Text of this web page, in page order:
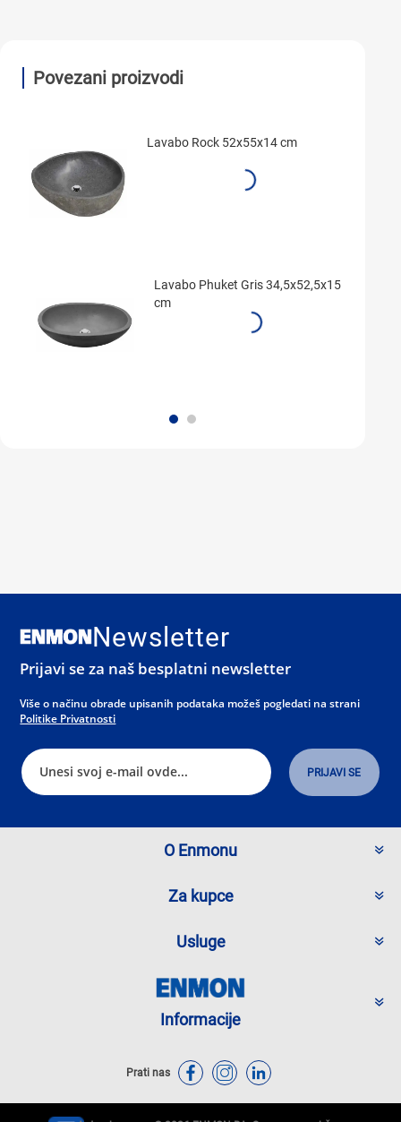
Povezani proizvodi
Lavabo Rock 52x55x14 cm
Lavabo Phuket Gris 34,5x52,5x15
cm
Newsletter
Prijavi se za naš besplatni newsletter
Više o načinu obrade upisanih podataka možeš pogledati na strani
Politike Privatnosti
O Enmonu
Za kupce
Usluge
Informacije
Prati nas